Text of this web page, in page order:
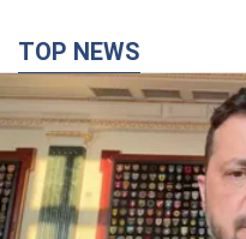
"Захист нашого
антибалістику
підтримку аграріїв.
Європейські партнери
3 часа назад 44,6 т.